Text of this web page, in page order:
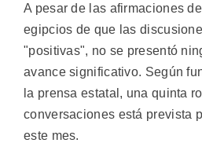
A pesar de las afirmaciones
egipcios de que las
"positivas", no se presentó
avance significativo. Según
la prensa estatal, una quinta
conversaciones está prevista
este mes.